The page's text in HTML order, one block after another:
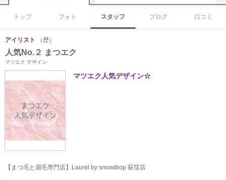
トップ フォト スタッフ ブログ 口コミ
アイリスト （歴）
人気No.２ まつエク
マツエク デザイン
マツエク人気デザイン☆
【まつ毛と眉毛専門店】Laurel by snowdrop 荻窪店